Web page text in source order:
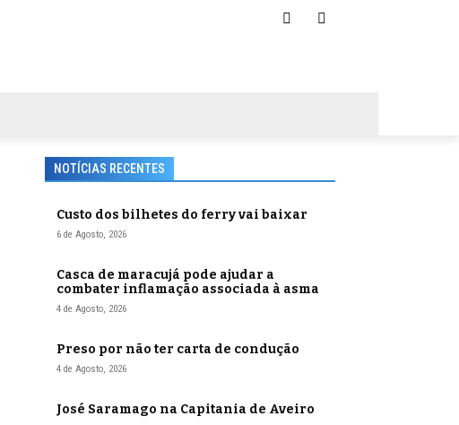
NOTÍCIAS RECENTES
Custo dos bilhetes do ferry vai baixar
6 de Agosto, 2026
Casca de maracujá pode ajudar a
combater inflamação associada à asma
4 de Agosto, 2026
Preso por não ter carta de condução
4 de Agosto, 2026
José Saramago na Capitania de Aveiro